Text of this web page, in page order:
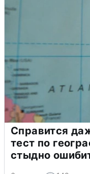
Справится
тест по
стыдно